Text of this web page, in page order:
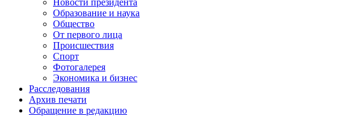
Новости президента
Образование и наука
Общество
От первого лица
Происшествия
Спорт
Фотогалерея
Экономика и бизнес
Расследования
Архив печати
Обращение в редакцию